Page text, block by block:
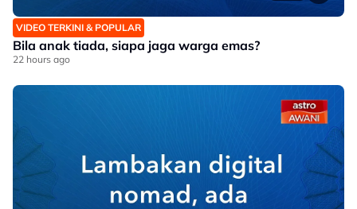
VIDEO TERKINI & POPULAR
Bila anak tiada, siapa jaga warga emas?
22 hours ago